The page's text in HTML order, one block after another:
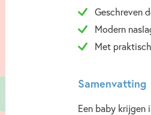
Geschreven
Modern
Met
Samenvatting
Een baby krijgen